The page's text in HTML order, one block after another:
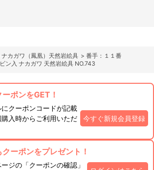
ナカガワ（鳳凰）天然岩絵具 > 番手：１１番
ン入 ナカガワ 天然岩絵具 NO.743
ポンをGET！
クーポンコードが記載
入時からご利用いただ
今すぐ新規会員登録
ーポンをプレゼント！
ジの「クーポンの確認」